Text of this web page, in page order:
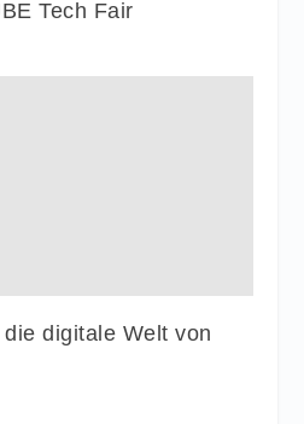
Tech Fair
digitale Welt von